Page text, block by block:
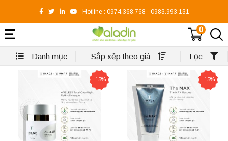
Hotline : 0974.368.768 - 0983.993.131
0
Danh mục Sắp xếp theo giá Lọc
-15% -15%